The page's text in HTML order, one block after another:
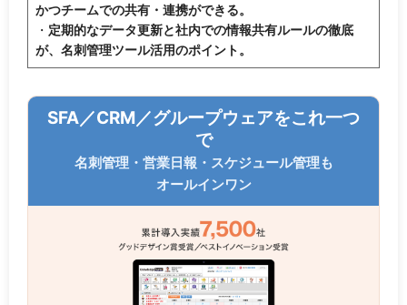
かつチームでの共有・連携ができる。
・ 定期的なデータ更新と社内での情報共有ルールの徹底
が、名刺管理ツール活用のポイント。
SFA／CRM／グループウェアをこれ一つ
で
名刺管理・営業日報・スケジュール管理も
オールインワン